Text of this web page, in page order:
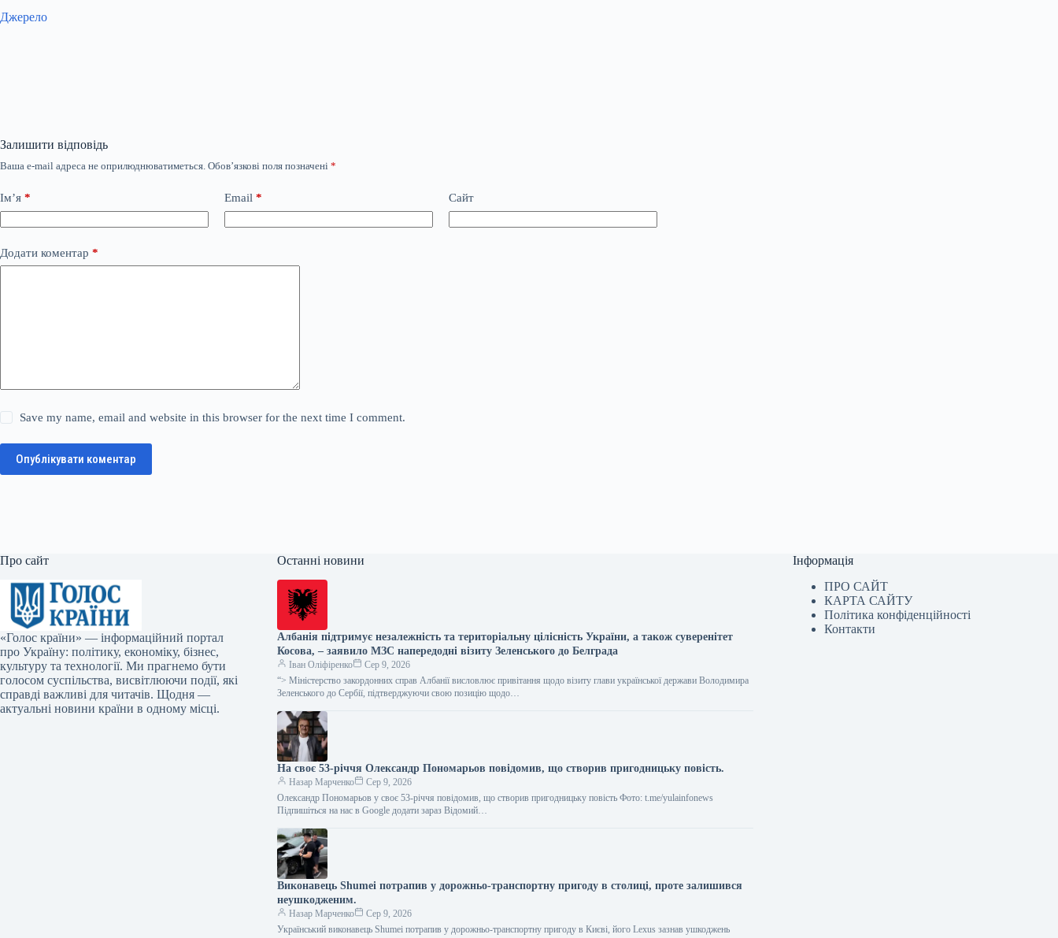
Джерело
Залишити відповідь
Ваша e-mail адреса не оприлюднюватиметься. Обов’язкові поля позначені *
Ім’я * Email * Сайт
Додати коментар *
Save my name, email and website in this browser for the next time I comment.
Опублікувати коментар
Про сайт
«Голос країни» — інформаційний портал
про Україну: політику, економіку, бізнес,
культуру та технології. Ми прагнемо бути
голосом суспільства, висвітлюючи події, які
справді важливі для читачів. Щодня —
актуальні новини країни в одному місці.
Останні новини
Албанія підтримує незалежність та територіальну цілісність України, а також суверенітет
Косова, – заявило МЗС напередодні візиту Зеленського до Белграда
Іван Оліфіренко
Сер 9, 2026
“> Міністерство закордонних справ Албанії висловлює привітання щодо візиту глави української держави Володимира
Зеленського до Сербії, підтверджуючи свою позицію щодо…
На своє 53-річчя Олександр Пономарьов повідомив, що створив пригодницьку повість.
Назар Марченко
Сер 9, 2026
Олександр Пономарьов у своє 53-річчя повідомив, що створив пригодницьку повість Фото: t.me/yulainfonews
Підпишіться на нас в Google додати зараз Відомий…
Виконавець Shumei потрапив у дорожньо-транспортну пригоду в столиці, проте залишився
неушкодженим.
Назар Марченко
Сер 9, 2026
Український виконавець Shumei потрапив у дорожньо-транспортну пригоду в Києві, його Lexus зазнав ушкоджень
Інформація
ПРО САЙТ
КАРТА САЙТУ
Політика конфіденційності
Контакти